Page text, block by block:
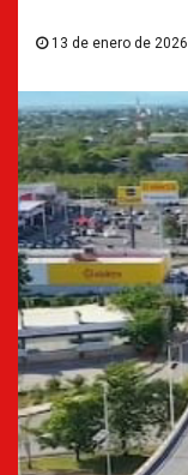
13 de enero de 2026